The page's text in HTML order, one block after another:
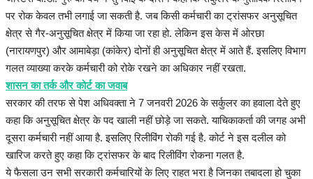
पर रोक केवल तभी लगाई जा सकती है. जब किसी कर्मचारी का ट्रांसफर अनुसूचित
क्षेत्र से गैर-अनुसूचित क्षेत्र में किया जा रहा हो. लेकिन इस केस में ओरछा
(नारायणपुर) और आमाबेड़ा (कांकेर) दोनों ही अनुसूचित क्षेत्र में आते हैं. इसलिए विभाग
गलत व्याख्या करके कर्मचारी को रोके रखने का अधिकार नहीं रखता.
शासन का तर्क और कोर्ट का जवाब
सरकार की तरफ से पेश अधिवक्ता ने 7 जनवरी 2026 के सर्कुलर का हवाला देते हुए
कहा कि अनुसूचित क्षेत्र के पद खाली नहीं छोड़े जा सकते. याचिकाकर्ता की जगह अभी
दूसरा कर्मचारी नहीं आया है. इसलिए रिलीविंग रोकी गई है. कोर्ट ने इस दलील को
खारिज करते हुए कहा कि ट्रांसफर के बाद रिलीविंग रोकना गलत है.
ये फैसला उन सभी सरकारी कर्मचारियों के लिए राहत भरा है जिनका तबादला हो चुका